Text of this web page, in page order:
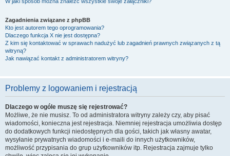
Zagadnienia związane z phpBB
Kto jest autorem tego oprogramowania?
Dlaczego funkcja X nie jest dostępna?
Z kim się kontaktować w sprawach nadużyć lub zagadnień prawnych związanych z tą
witryną?
Jak nawiązać kontakt z administratorem witryny?
Problemy z logowaniem i rejestracją
Dlaczego w ogóle muszę się rejestrować?
Możliwe, że nie musisz. To od administratora witryny zależy czy, aby pisać
wiadomości, konieczna jest rejestracja. Niemniej rejestracja umożliwia dostęp
do dodatkowych funkcji niedostępnych dla gości, takich jak własny awatar,
wysyłanie prywatnych wiadomości i e-maili do innych użytkowników,
możliwość przypisania do grup użytkowników itp. Rejestracja zajmuje tylko